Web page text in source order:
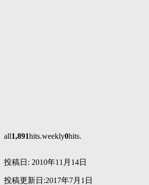
all1,891hits.weekly0hits.
投稿日: 2010年11月14日
投稿更新日:2017年7月1日